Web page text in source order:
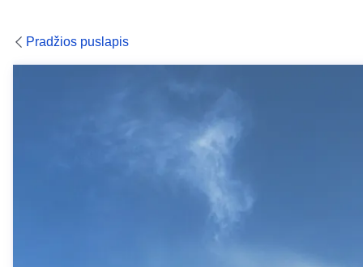
Pradžios puslapis
Ekonomikos